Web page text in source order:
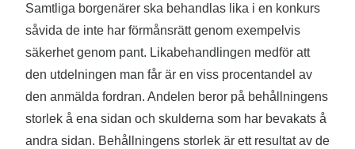
Samtliga borgenärer ska behandlas lika i en konkurs
såvida de inte har förmånsrätt genom exempelvis
säkerhet genom pant. Likabehandlingen medför att
den utdelningen man får är en viss procentandel av
den anmälda fordran. Andelen beror på behållningens
storlek å ena sidan och skulderna som har bevakats å
andra sidan. Behållningens storlek är ett resultat av de